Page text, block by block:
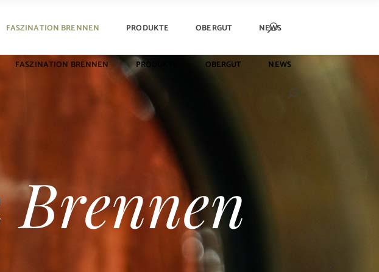
FASZINATION BRENNEN PRODUKTE OBERGUT NEWS
FASZINATION BRENNEN PRODUKTE OBERGUT NEWS